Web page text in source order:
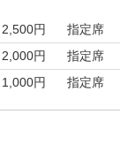
2,500円
指定席
2,000円
指定席
1,000円 指定席